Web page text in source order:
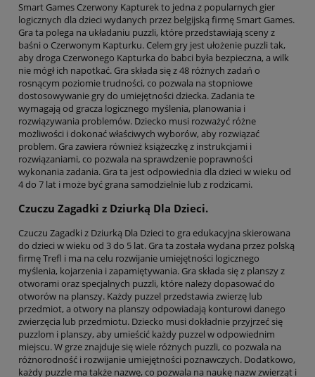
Smart Games Czerwony Kapturek to jedna z popularnych gier
logicznych dla dzieci wydanych przez belgijską firmę Smart Games.
Gra ta polega na układaniu puzzli, które przedstawiają sceny z
baśni o Czerwonym Kapturku. Celem gry jest ułożenie puzzli tak,
aby droga Czerwonego Kapturka do babci była bezpieczna, a wilk
nie mógł ich napotkać. Gra składa się z 48 różnych zadań o
rosnącym poziomie trudności, co pozwala na stopniowe
dostosowywanie gry do umiejętności dziecka. Zadania te
wymagają od gracza logicznego myślenia, planowania i
rozwiązywania problemów. Dziecko musi rozważyć różne
możliwości i dokonać właściwych wyborów, aby rozwiązać
problem. Gra zawiera również książeczkę z instrukcjami i
rozwiązaniami, co pozwala na sprawdzenie poprawności
wykonania zadania. Gra ta jest odpowiednia dla dzieci w wieku od
4 do 7 lat i może być grana samodzielnie lub z rodzicami.
Czuczu Zagadki z Dziurką Dla Dzieci.
Czuczu Zagadki z Dziurką Dla Dzieci to gra edukacyjna skierowana
do dzieci w wieku od 3 do 5 lat. Gra ta została wydana przez polską
firmę Trefl i ma na celu rozwijanie umiejętności logicznego
myślenia, kojarzenia i zapamiętywania. Gra składa się z planszy z
otworami oraz specjalnych puzzli, które należy dopasować do
otworów na planszy. Każdy puzzel przedstawia zwierzę lub
przedmiot, a otwory na planszy odpowiadają konturowi danego
zwierzęcia lub przedmiotu. Dziecko musi dokładnie przyjrzeć się
puzzlom i planszy, aby umieścić każdy puzzel w odpowiednim
miejscu. W grze znajduje się wiele różnych puzzli, co pozwala na
różnorodność i rozwijanie umiejętności poznawczych. Dodatkowo,
każdy puzzle ma także nazwę, co pozwala na naukę nazw zwierząt i